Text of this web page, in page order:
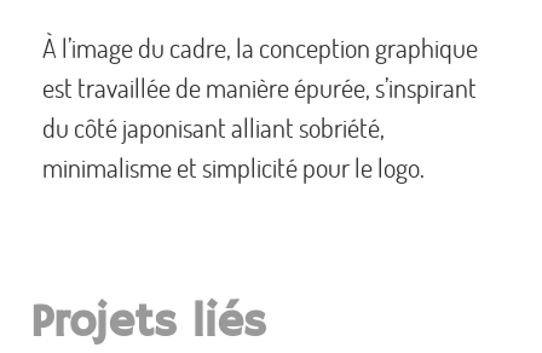
À l’image du cadre, la conception graphique
est travaillée de manière épurée, s’inspirant
du côté japonisant alliant sobriété,
minimalisme et simplicité pour le logo.
Projets liés